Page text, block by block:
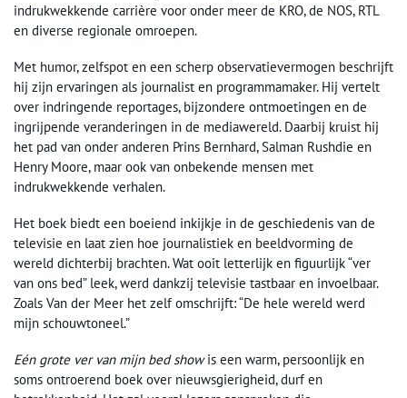
indrukwekkende carrière voor onder meer de KRO, de NOS, RTL
en diverse regionale omroepen.
Met humor, zelfspot en een scherp observatievermogen beschrijft
hij zijn ervaringen als journalist en programmamaker. Hij vertelt
over indringende reportages, bijzondere ontmoetingen en de
ingrijpende veranderingen in de mediawereld. Daarbij kruist hij
het pad van onder anderen Prins Bernhard, Salman Rushdie en
Henry Moore, maar ook van onbekende mensen met
indrukwekkende verhalen.
Het boek biedt een boeiend inkijkje in de geschiedenis van de
televisie en laat zien hoe journalistiek en beeldvorming de
wereld dichterbij brachten. Wat ooit letterlijk en figuurlijk “ver
van ons bed” leek, werd dankzij televisie tastbaar en invoelbaar.
Zoals Van der Meer het zelf omschrijft: “De hele wereld werd
mijn schouwtoneel.”
Eén grote ver van mijn bed showis een warm, persoonlijk en
soms ontroerend boek over nieuwsgierigheid, durf en